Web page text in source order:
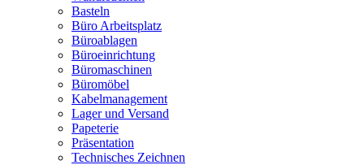
Basteln
Büro Arbeitsplatz
Büroablagen
Büroeinrichtung
Büromaschinen
Büromöbel
Kabelmanagement
Lager und Versand
Papeterie
Präsentation
Technisches Zeichnen